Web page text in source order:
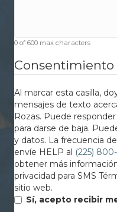
0 of 600 max characters
Consentimiento
Al marcar esta casilla,
mensajes de texto
Rozas. Puede
para darse de baja.
y datos. La frecuencia
envíe HELP al (225)
obtener más
privacidad para SMS
sitio web.
Sí, acepto recibir